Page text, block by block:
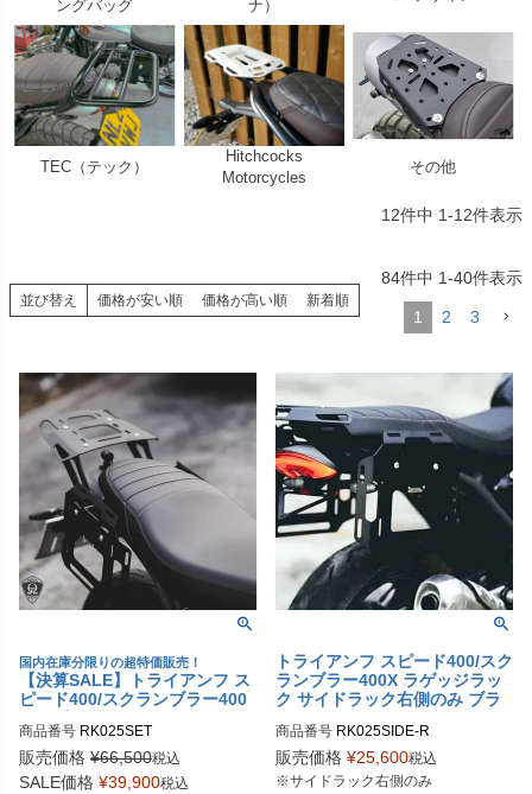
ングバッグ
ナ）
TEC（テック）
Hitchcocks
Motorcycles
その他
12件中 1-12件表示
並び替え 価格が安い順 価格が高い順 新着順
84件中 1-40件表示
1 2 3
国内在庫分限りの超特価販売！
【決算SALE】トライアンフ ス
ピード400/スクランブラー400
ブラック ラッシュカスタム
商品番号 RK025SET
販売価格 ¥66,500税込
SALE価格 ¥39,900税込
トライアンフ スピード400/スク
ランブラー400X ラゲッジラッ
ク サイドラック右側のみ ブラ
商品番号 RK025SIDE-R
販売価格 ¥25,600税込
※サイドラック右側のみ